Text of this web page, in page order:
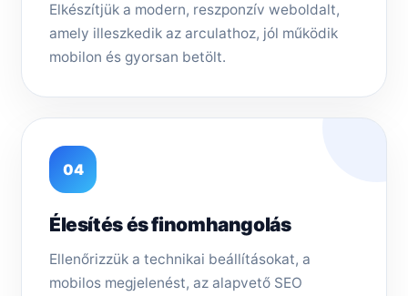
Elkészítjük a modern, reszponzív weboldalt,
amely illeszkedik az arculathoz, jól működik
mobilon és gyorsan betölt.
04
Élesítés és finomhangolás
Ellenőrizzük a technikai beállításokat, a
mobilos megjelenést, az alapvető SEO